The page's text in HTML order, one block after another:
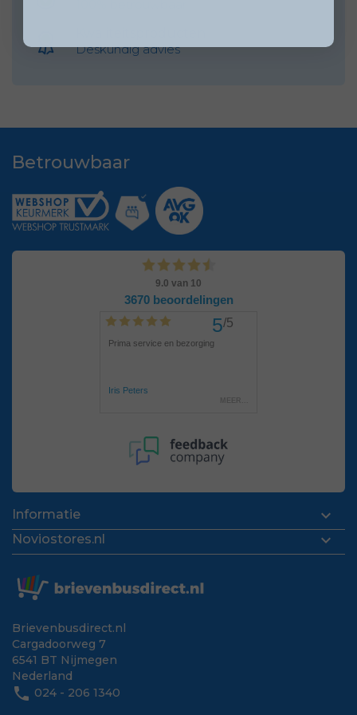
Deskundig advies
Betrouwbaar
Informatie 
Noviostores.nl 
Brievenbusdirect.nl
Cargadoorweg 7
6541 BT Nijmegen
Nederland
phone 024 - 206 1340